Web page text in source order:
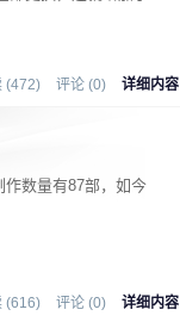
(472) 评论 (0) 详细内容
数量有87部，如今
(616) 评论 (0) 详细内容